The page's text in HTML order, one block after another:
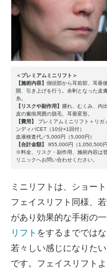
＜プレミアムミニリフト＞
【施術内容】 側頭部から耳前部、耳垂
開、引き上げを行う。余剰となった皮
糸。
【リスクや副作用】 腫れ、むくみ、内
皮の瘢痕周囲の脱毛、耳垂変形。
【費用】
プレミアムミニリフト＋リ
ンディバCET（10分×1回付）
血液検査代／5,000円（5,000円）
【合計金額】
955,000円（1,050,500
※料金、リスク・副作用、施術内容は
リニックへお問い合わせください。
ミニリフトは、ショー
フェイスリフト同様、
があり効果的な手術の一
リフト をするまででは
若々しい感じになりた
です。フェイスリフト